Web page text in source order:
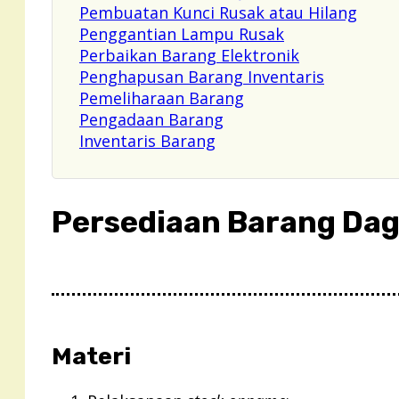
Pembuatan Kunci Rusak atau Hilang
Penggantian Lampu Rusak
Perbaikan Barang Elektronik
Penghapusan Barang Inventaris
Pemeliharaan Barang
Pengadaan Barang
Inventaris Barang
Persediaan Barang
Materi